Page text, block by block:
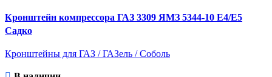
Кронштейн компрессора ГАЗ 3309 ЯМЗ 5344-10 Е4/E5
Садко
Кронштейны для ГАЗ / ГАЗель / Соболь